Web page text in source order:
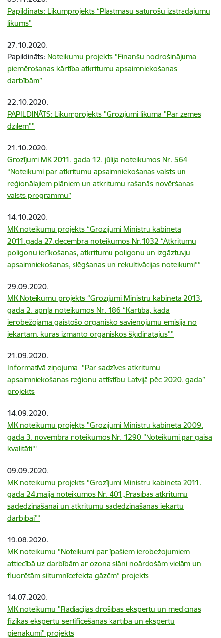
Papildināts: Likumprojekts “Plastmasu saturošu izstrādājumu
likums”
27.10.2020.
Papildināts: Noteikumu projekts “Finanšu nodrošinājuma
piemērošanas kārtība atkritumu apsaimniekošanas
darbībām”
22.10.2020.
PAPILDINĀTS: Likumprojekts "Grozījumi likumā "Par zemes
dzīlēm""
21.10.2020.
Grozījumi MK 2011. gada 12. jūlija noteikumos Nr. 564
“Noteikumi par atkritumu apsaimniekošanas valsts un
reģionālajiem plāniem un atkritumu rašanās novēršanas
valsts programmu”
14.10.2020.
MK noteikumu projekts “Grozījumi Ministru kabineta
2011.gada 27.decembra noteikumos Nr.1032 “Atkritumu
poligonu ierīkošanas, atkritumu poligonu un izgāztuvju
apsaimniekošanas, slēgšanas un rekultivācijas noteikumi””
29.09.2020.
MK Noteikumu projekts “Grozījumi Ministru kabineta 2013.
gada 2. aprīļa noteikumos Nr. 186 “Kārtība, kādā
ierobežojama gaistošo organisko savienojumu emisija no
iekārtām, kurās izmanto organiskos šķīdinātājus””
21.09.2020.
Informatīvā ziņojuma “Par sadzīves atkritumu
apsaimniekošanas reģionu attīstību Latvijā pēc 2020. gada”
projekts
14.09.2020.
MK noteikumu projekts "Grozījumi Ministru kabineta 2009.
gada 3. novembra noteikumos Nr. 1290 "Noteikumi par gaisa
kvalitāti""
09.09.2020.
MK noteikumu projekts “Grozījumi Ministru kabineta 2011.
gada 24.maija noteikumos Nr. 401„Prasības atkritumu
sadedzināšanai un atkritumu sadedzināšanas iekārtu
darbībai””
19.08.2020.
MK noteikumu “Noteikumi par īpašiem ierobežojumiem
attiecībā uz darbībām ar ozona slāni noārdošām vielām un
fluorētām siltumnīcefekta gāzēm” projekts
14.07.2020.
MK noteikumu "Radiācijas drošības ekspertu un medicīnas
fizikas ekspertu sertificēšanas kārtība un ekspertu
pienākumi" projekts